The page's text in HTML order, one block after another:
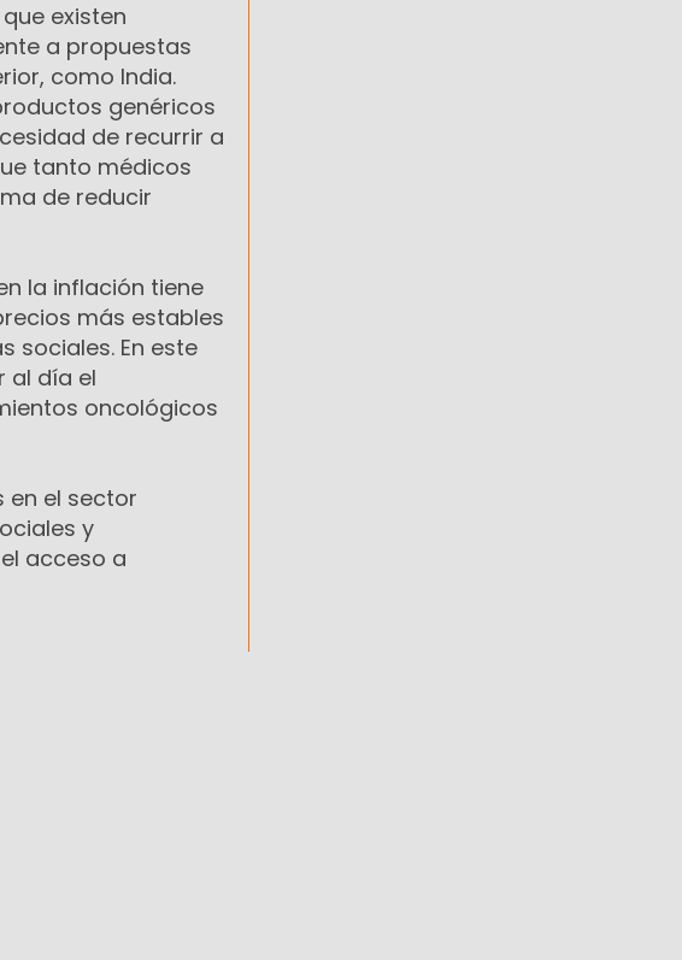
existen
a propuestas
como India.
genéricos
de recurrir a
tanto médicos
de reducir
la inflación tiene
más estables
sociales. En este
al día el
oncológicos
en el sector
y
acceso a